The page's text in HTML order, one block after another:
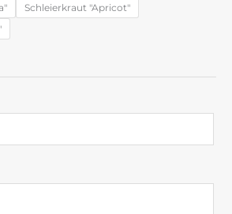
Schleierkraut "Apricot"